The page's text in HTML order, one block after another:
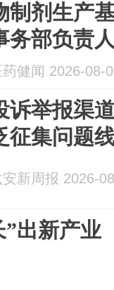
制剂生产
务部负责
、费森尤
等发布财报 |
药健闻 2026-08-
诉举报渠
征集问题
安新周报 2026-
出新产业